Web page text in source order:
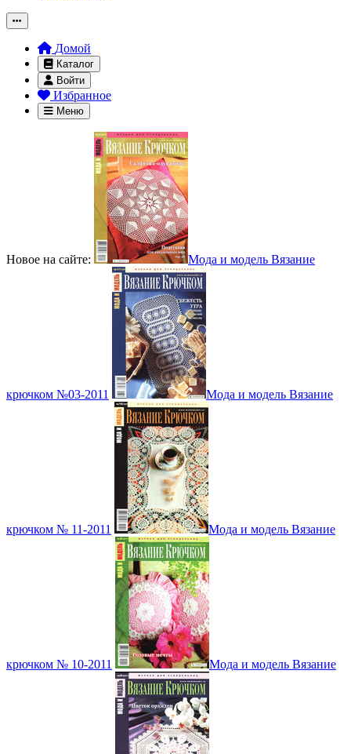
Домой
Каталог
Войти
Избранное
Меню
Новое на сайте: Мода и модель Вязание
крючком №03-2011 Мода и модель Вязание
крючком № 11-2011 Мода и модель Вязание
крючком № 10-2011 Мода и модель Вязание